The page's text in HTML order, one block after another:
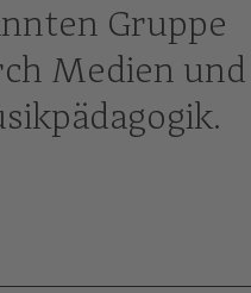
Gruppe
Medien und